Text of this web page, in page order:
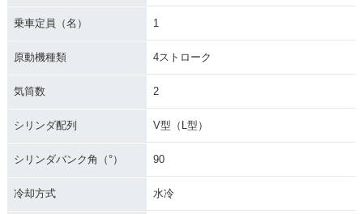
乗車定員（名） 1
原動機種類 4ストローク
気筒数 2
シリンダ配列 V型（L型）
シリンダバンク角（°） 90
冷却方式 水冷